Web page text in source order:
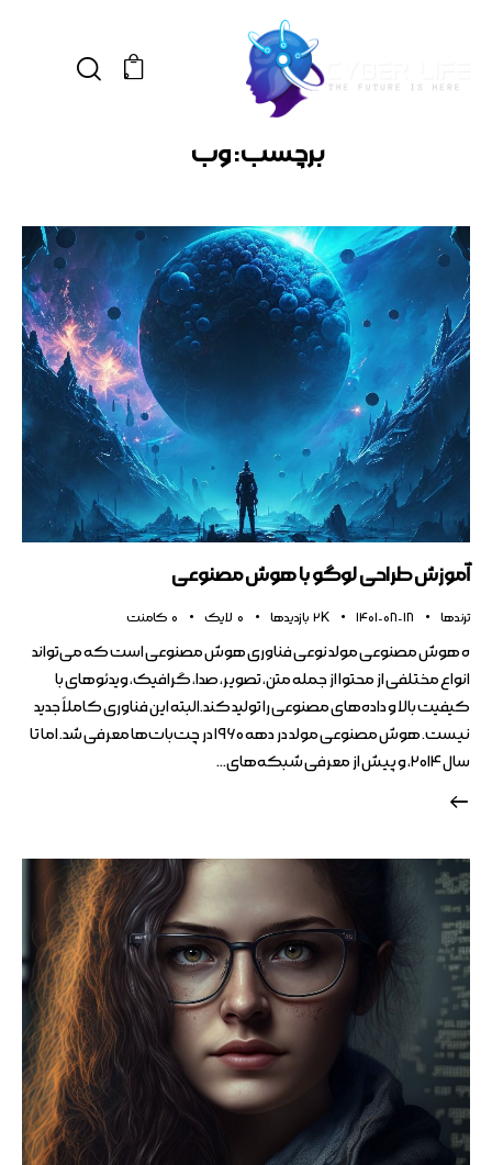
0
برچسب: وب
آموزش طراحی لوگو با هوش مصنوعی
ترندها 1401-08-18
2K بازدیدها 0 لایک 0 کامنت
ه هوش مصنوعی مولد نوعی فناوری هوش مصنوعی است که می‌تواند
انواع مختلفی از محتوا از جمله متن، تصویر، صدا، گرافیک، ویدئوهای با
کیفیت بالا و داده‌های مصنوعی را تولید کند.البته این فناوری کاملاً جدید
نیست. هوش مصنوعی مولد در دهه ۱۹۶۰ در چت‌بات‌ها معرفی شد. اما تا
سال ۲۰۱۴، و پیش از معرفی شبکه‌های…